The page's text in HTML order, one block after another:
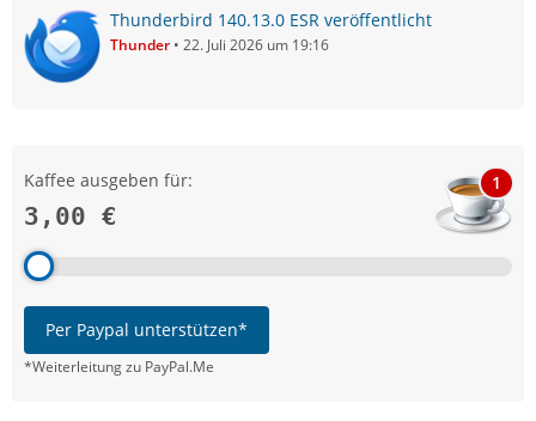
Thunderbird 140.13.0 ESR veröffentlicht
Thunder 22. Juli 2026 um 19:16
Kaffee ausgeben für:
3,00 €
1
Per Paypal unterstützen*
*Weiterleitung zu PayPal.Me